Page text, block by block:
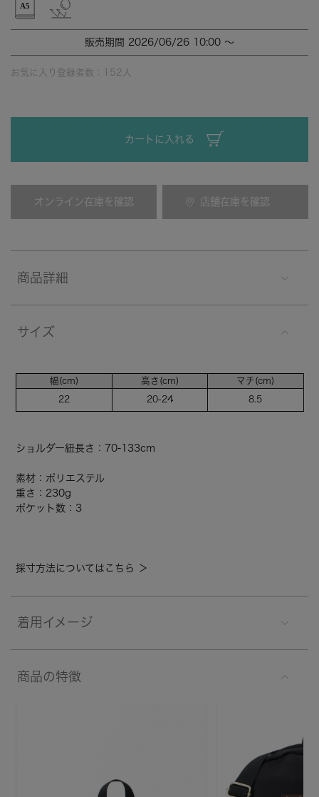
販売期間 2026/06/26 10:00 〜
お気に入り登録者数： 152 人
カートに入れる
オンライン在庫を確認 店舗在庫を確認
商品詳細
サイズ
幅(cm)
22
高さ(cm)
20-24
マチ(cm)
8.5
ショルダー紐長さ：70-133cm
素材：ポリエステル
重さ：230g
ポケット数：3
採寸方法についてはこちら ＞
着用イメージ
商品の特徴